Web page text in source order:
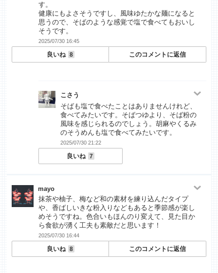
す。
健康にもよさそうですし、風味ゆたかな麺になると
思うので、そばのような感覚で塩で食べてもおいし
そうです。
2025/07/30 16:45
良いね 8 このコメントに返信
こさう
そばも塩で食べたことはありませんけれど、
食べてみたいです。そばつゆより、そば粉の
風味を感じられるのでしょう。胡麻やくるみ
のそうめんも塩で食べてみたいです。
2025/07/30 21:22
良いね 7
mayo
抹茶や柚子、梅など和の素材を練り込んだタイプ
や、香ばしいきな粉入りなどもあると季節感が楽し
めそうですね。色合いもほんのり変えて、見た目か
ら食欲が湧く工夫も素敵だと思います！
2025/07/30 16:44
良いね 8 このコメントに返信